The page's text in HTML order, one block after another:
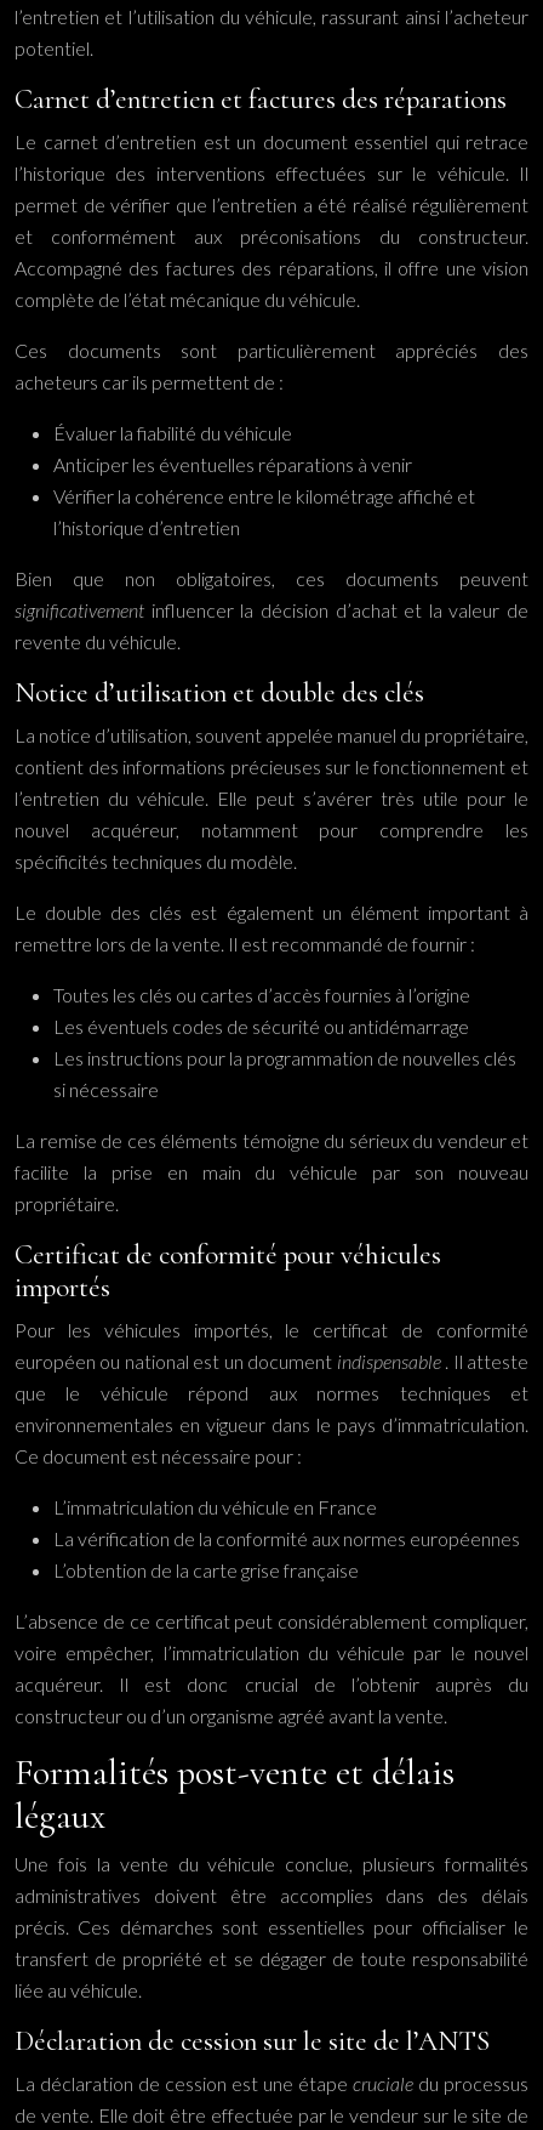
l’entretien et l’utilisation du véhicule, rassurant ainsi l’acheteur
potentiel.
Carnet d’entretien et factures des réparations
Le carnet d’entretien est un document essentiel qui retrace
l’historique des interventions effectuées sur le véhicule. Il
permet de vérifier que l’entretien a été réalisé régulièrement
et conformément aux préconisations du constructeur.
Accompagné des factures des réparations, il offre une vision
complète de l’état mécanique du véhicule.
Ces documents sont particulièrement appréciés des
acheteurs car ils permettent de :
Évaluer la fiabilité du véhicule
Anticiper les éventuelles réparations à venir
Vérifier la cohérence entre le kilométrage affiché et
l’historique d’entretien
Bien que non obligatoires, ces documents peuvent
significativement influencer la décision d’achat et la valeur de
revente du véhicule.
Notice d’utilisation et double des clés
La notice d’utilisation, souvent appelée manuel du propriétaire,
contient des informations précieuses sur le fonctionnement et
l’entretien du véhicule. Elle peut s’avérer très utile pour le
nouvel acquéreur, notamment pour comprendre les
spécificités techniques du modèle.
Le double des clés est également un élément important à
remettre lors de la vente. Il est recommandé de fournir :
Toutes les clés ou cartes d’accès fournies à l’origine
Les éventuels codes de sécurité ou antidémarrage
Les instructions pour la programmation de nouvelles clés
si nécessaire
La remise de ces éléments témoigne du sérieux du vendeur et
facilite la prise en main du véhicule par son nouveau
propriétaire.
Certificat de conformité pour véhicules
importés
Pour les véhicules importés, le certificat de conformité
européen ou national est un document indispensable . Il atteste
que le véhicule répond aux normes techniques et
environnementales en vigueur dans le pays d’immatriculation.
Ce document est nécessaire pour :
L’immatriculation du véhicule en France
La vérification de la conformité aux normes européennes
L’obtention de la carte grise française
L’absence de ce certificat peut considérablement compliquer,
voire empêcher, l’immatriculation du véhicule par le nouvel
acquéreur. Il est donc crucial de l’obtenir auprès du
constructeur ou d’un organisme agréé avant la vente.
Formalités post-vente et délais
légaux
Une fois la vente du véhicule conclue, plusieurs formalités
administratives doivent être accomplies dans des délais
précis. Ces démarches sont essentielles pour officialiser le
transfert de propriété et se dégager de toute responsabilité
liée au véhicule.
Déclaration de cession sur le site de l’ANTS
La déclaration de cession est une étape cruciale du processus
de vente. Elle doit être effectuée par le vendeur sur le site de